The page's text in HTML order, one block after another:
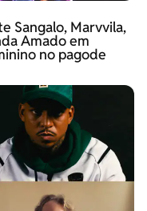
Sangalo, Marvvila,
Amado em
no pagode